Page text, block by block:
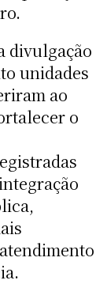
divulgação
unidades
ao
o